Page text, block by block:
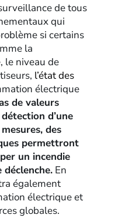
de tous
qui
si certains
la
le niveau de
l’état des
électrique
de valeurs
d’une
des
permettront
un incendie
déclenche. En
également
électrique et
globales.